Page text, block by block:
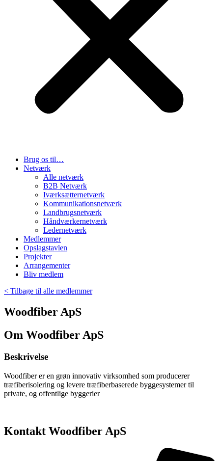
Brug os til…
Netværk
Alle netværk
B2B Netværk
Iværksætternetværk
Kommunikationsnetværk
Landbrugsnetværk
Håndværkernetværk
Ledernetværk
Medlemmer
Opslagstavlen
Projekter
Arrangementer
Bliv medlem
< Tilbage til alle medlemmer
Woodfiber ApS
Om Woodfiber ApS
Beskrivelse
Woodfiber er en grøn innovativ virksomhed som producerer
træfiberisolering og levere træfiberbaserede byggesystemer til
private, og offentlige byggerier
Kontakt Woodfiber ApS